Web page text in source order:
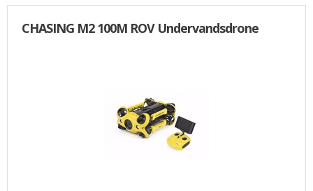
CHASING M2 100M ROV Undervandsdrone